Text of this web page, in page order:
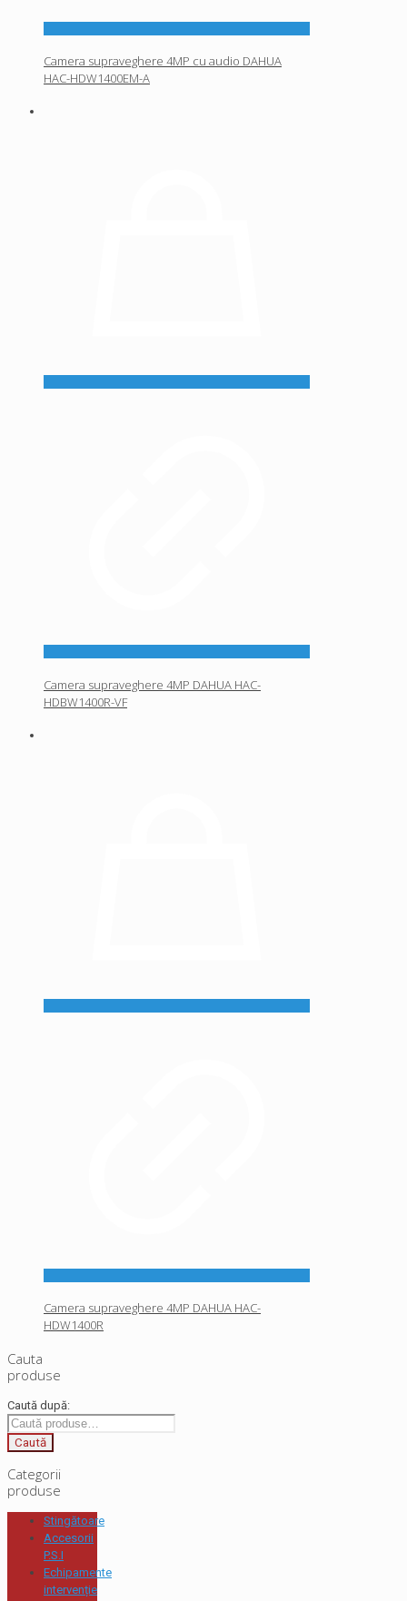
Camera supraveghere 4MP cu audio DAHUA
HAC-HDW1400EM-A
Camera supraveghere 4MP DAHUA HAC-
HDBW1400R-VF
Camera supraveghere 4MP DAHUA HAC-
HDW1400R
Cauta
produse
Caută după:
Caută
Categorii
produse
Stingătoare
Accesorii
P.S.I
Echipamente
intervenție